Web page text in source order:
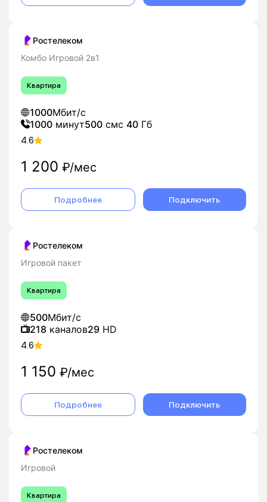
Ростелеком
Комбо Игровой 2в1
Квартира
1000Мбит/с
1000 минут500 смс 40 Гб
4.6
1 200 ₽/мес
Подробнее Подключить
Ростелеком
Игровой пакет
Квартира
500Мбит/с
218 каналов29 HD
4.6
1 150 ₽/мес
Подробнее Подключить
Ростелеком
Игровой
Квартира